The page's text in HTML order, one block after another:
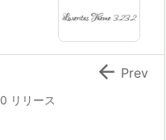
リリース
 Prev